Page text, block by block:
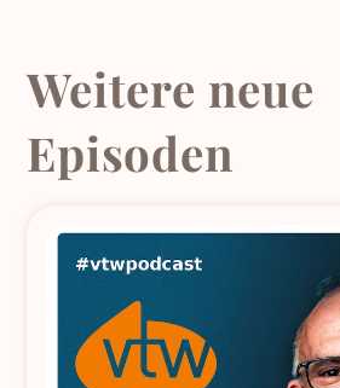
Weitere neue
Episoden